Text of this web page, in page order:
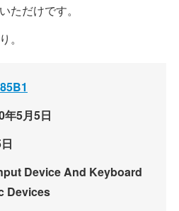
ただけです。
。
年5月5日
Device And Keyboard
Devices